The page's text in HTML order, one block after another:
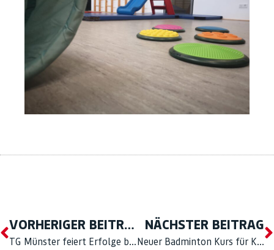
VORHERIGER BEITRAG
TG Münster feiert Erfolge bei den Deutschen Meisterschaften und dem Deutschland-Cup im Doppel-Mini-Trampolin
NÄCHSTER BEITRAG
Neuer Badminton Kurs für Kinder startet im Mai!